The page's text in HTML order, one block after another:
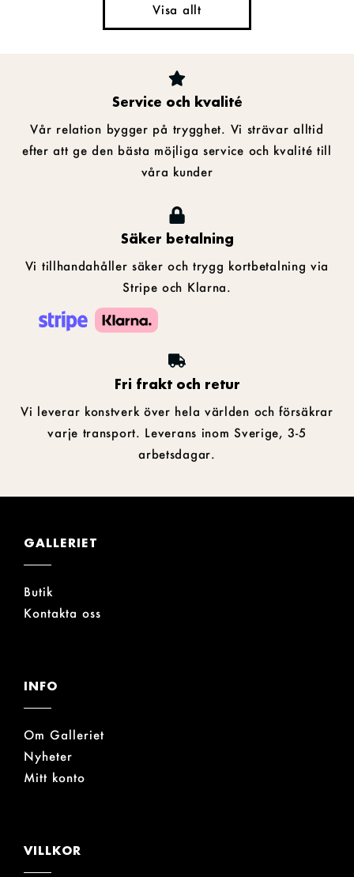
Visa allt
Service och kvalité
Vår relation bygger på trygghet. Vi strävar alltid
efter att ge den bästa möjliga service och kvalité till
våra kunder
Säker betalning
Vi tillhandahåller säker och trygg kortbetalning via
Stripe och Klarna.
Fri frakt och retur
Vi leverar konstverk över hela världen och försäkrar
varje transport. Leverans inom Sverige, 3-5
arbetsdagar.
GALLERIET
Butik
Kontakta oss
INFO
Om Galleriet
Nyheter
Mitt konto
VILLKOR